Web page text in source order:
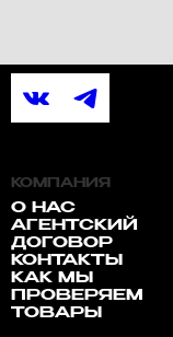
КОМПАНИЯ
О НАС
АГЕНТСКИЙ
ДОГОВОР
КОНТАКТЫ
КАК МЫ
ПРОВЕРЯЕМ
ТОВАРЫ